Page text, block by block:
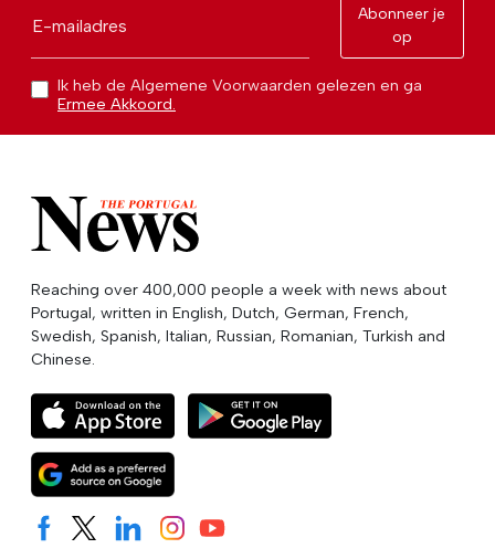
E-mailadres
Abonneer je
op
Ik heb de Algemene Voorwaarden gelezen en ga
Ermee Akkoord.
Reaching over 400,000 people a week with news about
Portugal, written in English, Dutch, German, French,
Swedish, Spanish, Italian, Russian, Romanian, Turkish and
Chinese.